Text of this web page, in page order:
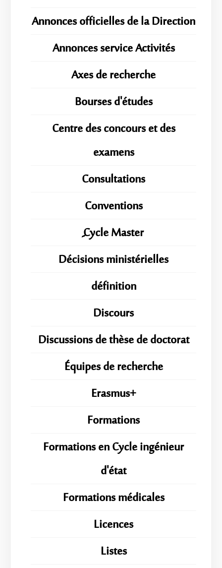
Annonces officielles de la Direction
Annonces service Activités
Axes de recherche
Bourses d'études
Centre des concours et des
examens
Consultations
Conventions
ِِِCycle Master
Décisions ministérielles
définition
Discours
Discussions de thèse de doctorat
Équipes de recherche
Erasmus+
Formations
Formations en Cycle ingénieur
d'état
Formations médicales
Licences
Listes